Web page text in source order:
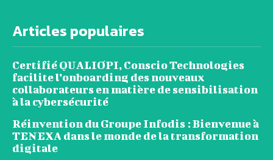
Articles populaires
Certifié QUALIOPI, Conscio Technologies
facilite l’onboarding des nouveaux
collaborateurs en matière de sensibilisation
à la cybersécurité
Réinvention du Groupe Infodis : Bienvenue à
TENEXA dans le monde de la transformation
digitale